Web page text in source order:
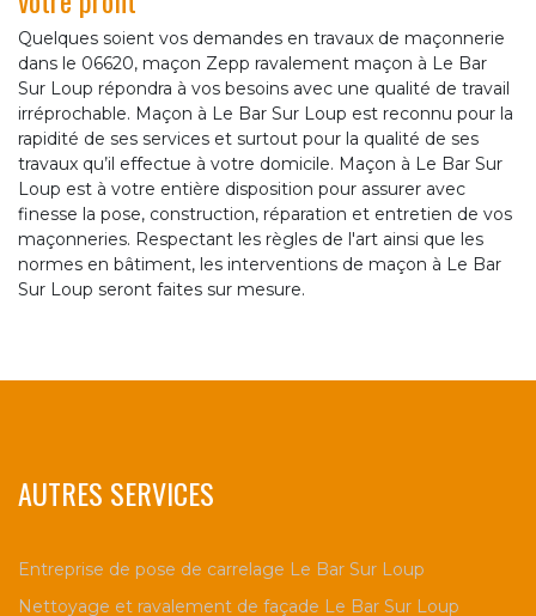
Quelques soient vos demandes en travaux de maçonnerie
dans le 06620, maçon Zepp ravalement maçon à Le Bar
Sur Loup répondra à vos besoins avec une qualité de travail
irréprochable. Maçon à Le Bar Sur Loup est reconnu pour la
rapidité de ses services et surtout pour la qualité de ses
travaux qu’il effectue à votre domicile. Maçon à Le Bar Sur
Loup est à votre entière disposition pour assurer avec
finesse la pose, construction, réparation et entretien de vos
maçonneries. Respectant les règles de l'art ainsi que les
normes en bâtiment, les interventions de maçon à Le Bar
Sur Loup seront faites sur mesure.
AUTRES SERVICES
Entreprise de pose de carrelage Le Bar Sur Loup
Nettoyage et ravalement de façade Le Bar Sur Loup